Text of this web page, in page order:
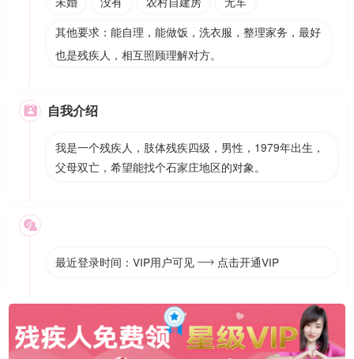
其他要求：能自理，能做饭，洗衣服，整理家务，最好
也是残疾人，相互照顾理解对方。
 自我介绍
我是一个残疾人，肢体残疾四级，男性，1979年出生，
父母双亡，希望能找个石家庄地区的对象。

最近登录时间：VIP用户可见  点击开通VIP